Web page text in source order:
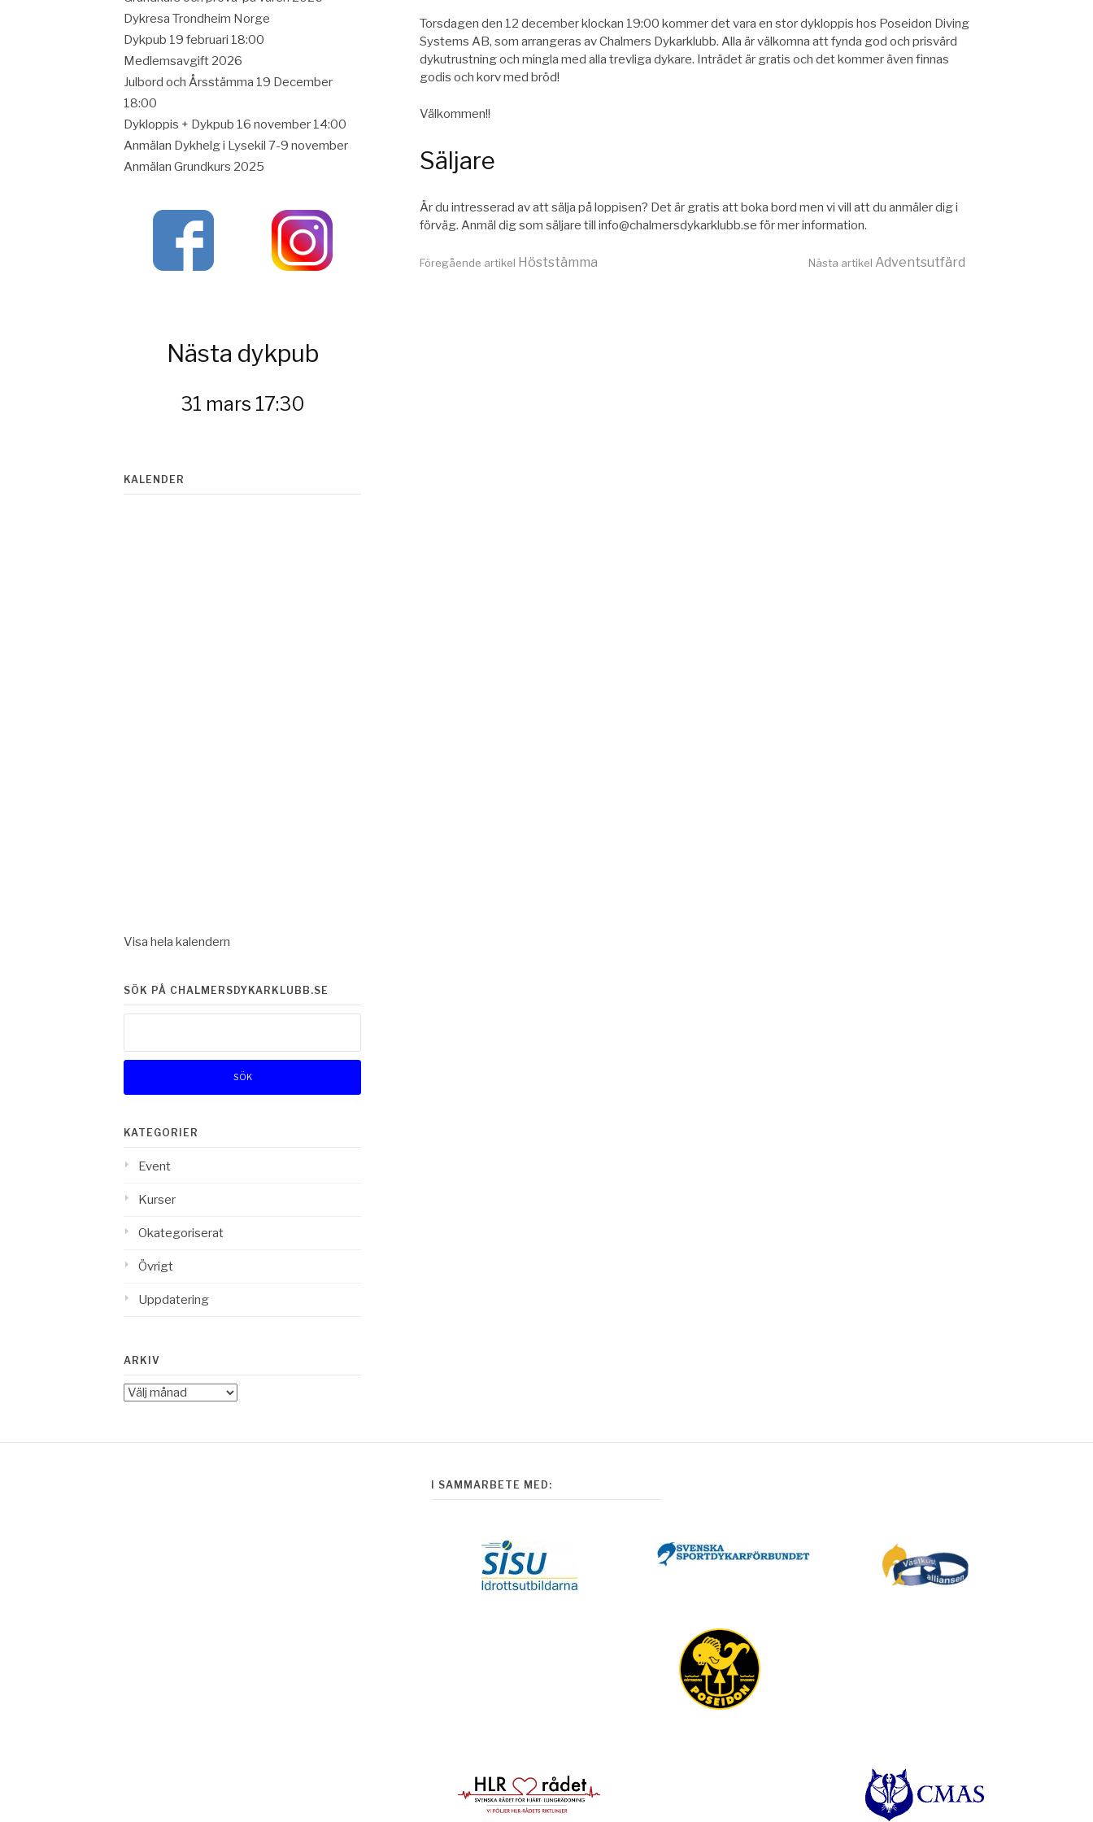
Torsdagen den 12 december klockan 19:00 kommer det vara en stor dykloppis hos Poseidon Diving
Systems AB, som arrangeras av Chalmers Dykarklubb. Alla är välkomna att fynda god och prisvärd
dykutrustning och mingla med alla trevliga dykare. Inträdet är gratis och det kommer även finnas
godis och korv med bröd!
Välkommen!!
Säljare
Är du intresserad av att sälja på loppisen? Det är gratis att boka bord men vi vill att du anmäler dig i
förväg. Anmäl dig som säljare till info@chalmersdykarklubb.se för mer information.
Fortsätt
Föregående artikel Höststämma Nästa artikel Adventsutfärd
Dykresa Trondheim Norge
Dykpub 19 februari 18:00
Medlemsavgift 2026
Julbord och Årsstämma 19 December
18:00
Dykloppis + Dykpub 16 november 14:00
Anmälan Dykhelg i Lysekil 7-9 november
Anmälan Grundkurs 2025
Nästa dykpub
31 mars 17:30
KALENDER
Visa hela kalendern
SÖK PÅ CHALMERSDYKARKLUBB.SE
KATEGORIER
Event
Kurser
Okategoriserat
Övrigt
Uppdatering
ARKIV
Arkiv
I SAMMARBETE MED: